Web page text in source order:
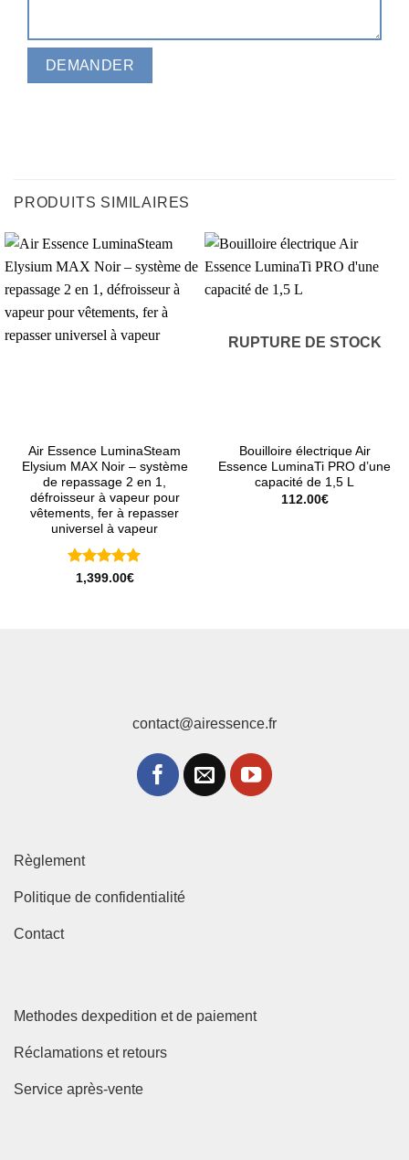
PRODUITS SIMILAIRES
Air Essence LuminaSteam
Elysium MAX Noir – système
de repassage 2 en 1,
défroisseur à vapeur pour
vêtements, fer à repasser
universel à vapeur
Note5 sur
1,399.00€
RUPTURE DE STOCK
Bouilloire électrique Air
Essence LuminaTi PRO d’une
capacité de 1,5 L
112.00€
contact@airessence.fr
Règlement
Politique de confidentialité
Contact
Methodes dexpedition et de paiement
Réclamations et retours
Service après-vente